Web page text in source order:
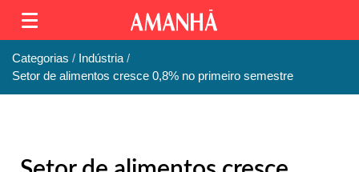
Categorias
Indústria
Setor de alimentos cresce 0,8% no primeiro semestre